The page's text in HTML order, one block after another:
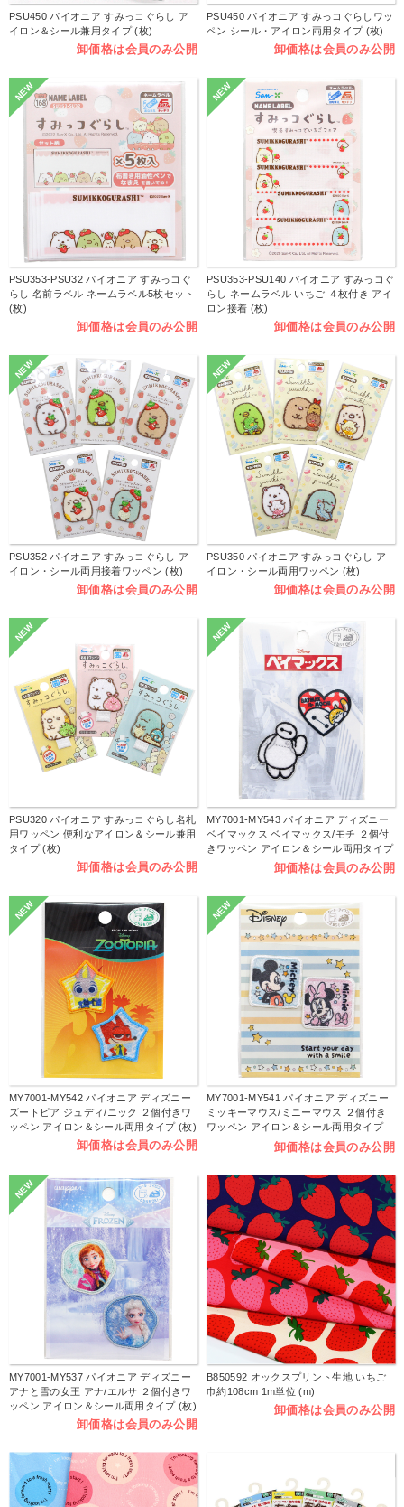
PSU450 パイオニア すみっコぐらし ア
イロン＆シール兼用タイプ (枚)
卸価格は会員のみ公開
PSU450 パイオニア すみっコぐらしワッ
ペン シール・アイロン両用タイプ (枚)
卸価格は会員のみ公開
NEW
PSU353-PSU32 パイオニア すみっコぐ
らし 名前ラベル ネームラベル5枚セット
(枚)
卸価格は会員のみ公開
NEW
PSU353-PSU140 パイオニア すみっコぐ
らし ネームラベル いちご ４枚付き アイ
ロン接着 (枚)
卸価格は会員のみ公開
NEW
PSU352 パイオニア すみっコぐらし ア
イロン・シール両用接着ワッペン (枚)
卸価格は会員のみ公開
NEW
PSU350 パイオニア すみっコぐらし ア
イロン・シール両用ワッペン (枚)
卸価格は会員のみ公開
NEW
PSU320 パイオニア すみっコぐらし名札
用ワッペン 便利なアイロン＆シール兼用
タイプ (枚)
卸価格は会員のみ公開
NEW
MY7001-MY543 パイオニア ディズニー
ベイマックス ベイマックス/モチ ２個付
きワッペン アイロン＆シール両用タイプ
卸価格は会員のみ公開
NEW
MY7001-MY542 パイオニア ディズニー
ズートピア ジュディ/ニック ２個付きワ
ッペン アイロン＆シール両用タイプ (枚)
卸価格は会員のみ公開
NEW
MY7001-MY541 パイオニア ディズニー
ミッキーマウス/ミニーマウス ２個付き
ワッペン アイロン＆シール両用タイプ
卸価格は会員のみ公開
NEW
MY7001-MY537 パイオニア ディズニー
アナと雪の女王 アナ/エルサ ２個付きワ
ッペン アイロン＆シール両用タイプ (枚)
卸価格は会員のみ公開
B850592 オックスプリント生地 いちご
巾約108cm 1m単位 (m)
卸価格は会員のみ公開